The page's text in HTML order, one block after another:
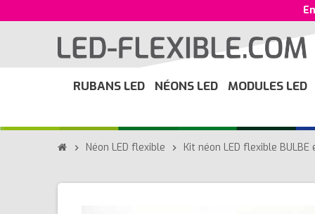
RUBANS LED NÉONS LED MODULES LED
chevron_right Néon LED flexible chevron_right Kit néon LED flexible BULBE